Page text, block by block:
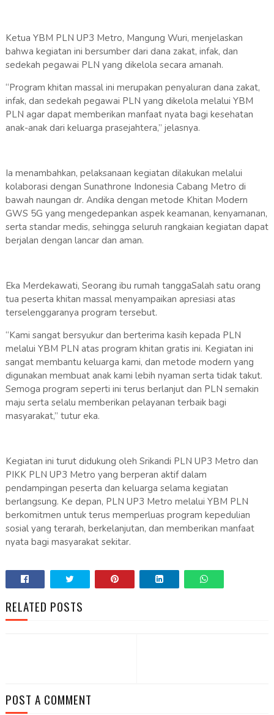
Ketua YBM PLN UP3 Metro, Mangung Wuri, menjelaskan
bahwa kegiatan ini bersumber dari dana zakat, infak, dan
sedekah pegawai PLN yang dikelola secara amanah.
“Program khitan massal ini merupakan penyaluran dana zakat,
infak, dan sedekah pegawai PLN yang dikelola melalui YBM
PLN agar dapat memberikan manfaat nyata bagi kesehatan
anak-anak dari keluarga prasejahtera,” jelasnya.
Ia menambahkan, pelaksanaan kegiatan dilakukan melalui
kolaborasi dengan Sunathrone Indonesia Cabang Metro di
bawah naungan dr. Andika dengan metode Khitan Modern
GWS 5G yang mengedepankan aspek keamanan, kenyamanan,
serta standar medis, sehingga seluruh rangkaian kegiatan dapat
berjalan dengan lancar dan aman.
Eka Merdekawati, Seorang ibu rumah tanggaSalah satu orang
tua peserta khitan massal menyampaikan apresiasi atas
terselenggaranya program tersebut.
“Kami sangat bersyukur dan berterima kasih kepada PLN
melalui YBM PLN atas program khitan gratis ini. Kegiatan ini
sangat membantu keluarga kami, dan metode modern yang
digunakan membuat anak kami lebih nyaman serta tidak takut.
Semoga program seperti ini terus berlanjut dan PLN semakin
maju serta selalu memberikan pelayanan terbaik bagi
masyarakat,” tutur eka.
Kegiatan ini turut didukung oleh Srikandi PLN UP3 Metro dan
PIKK PLN UP3 Metro yang berperan aktif dalam
pendampingan peserta dan keluarga selama kegiatan
berlangsung. Ke depan, PLN UP3 Metro melalui YBM PLN
berkomitmen untuk terus memperluas program kepedulian
sosial yang terarah, berkelanjutan, dan memberikan manfaat
nyata bagi masyarakat sekitar.
RELATED POSTS
POST A COMMENT